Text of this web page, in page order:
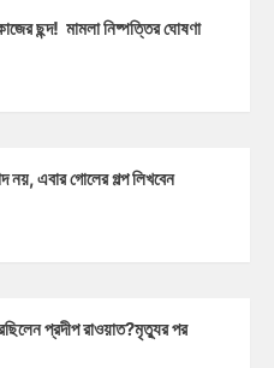
ছন্দ! মামলা নিষ্পত্তির ঘোষণা
নয়, এবার গোলের গল্প লিখবেন
প্রদীপ রাওয়াত?মৃত্যুর পর